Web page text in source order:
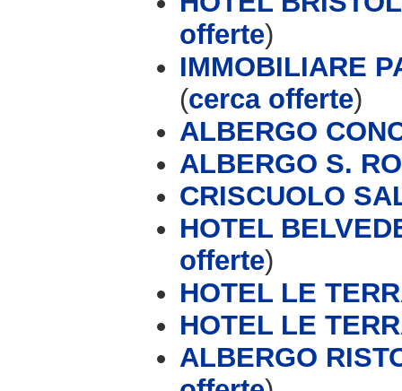
offerte)
IMMOBILIARE
(cerca offerte)
ALBERGO
ALBERGO S.
CRISCUOLO
HOTEL
offerte)
HOTEL LE
HOTEL LE
ALBERGO